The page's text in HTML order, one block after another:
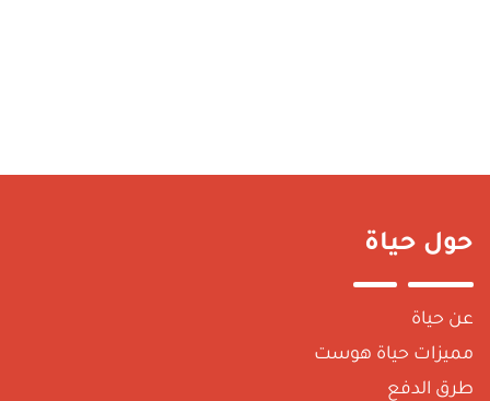
حول حياة
عن حياة
مميزات حياة هوست
طرق الدفع